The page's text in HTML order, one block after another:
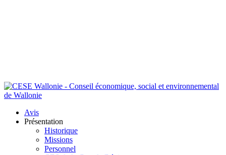
Avis
Présentation
Historique
Missions
Personnel